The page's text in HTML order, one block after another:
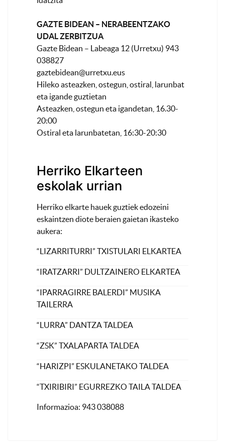
GAZTE BIDEAN – NERABEENTZAKO
UDAL ZERBITZUA
Gazte Bidean – Labeaga 12 (Urretxu) 943
038827
gaztebidean@urretxu.eus
Hileko asteazken, ostegun, ostiral, larunbat
eta igande guztietan
Asteazken, ostegun eta igandetan, 16.30-
20:00
Ostiral eta larunbatetan, 16:30-20:30
Herriko Elkarteen
eskolak urrian
Herriko elkarte hauek guztiek edozeini
eskaintzen diote beraien gaietan ikasteko
aukera:
“LIZARRITURRI” TXISTULARI ELKARTEA
“IRATZARRI” DULTZAINERO ELKARTEA
“IPARRAGIRRE BALERDI” MUSIKA
TAILERRA
“LURRA” DANTZA TALDEA
“ZSK” TXALAPARTA TALDEA
“HARIZPI” ESKULANETAKO TALDEA
“TXIRIBIRI” EGURREZKO TAILA TALDEA
Informazioa: 943 038088